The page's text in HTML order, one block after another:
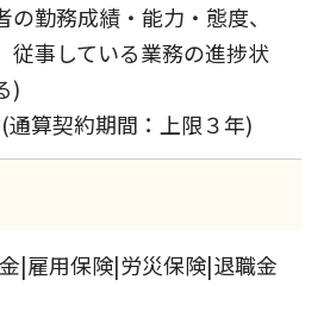
勤務成績・能力・態度、
従事している業務の進捗状
)
算契約期間：上限３年)
|雇用保険|労災保険|退職金